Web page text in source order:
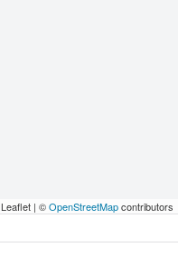
Leaflet | ©OpenStreetMapcontributors